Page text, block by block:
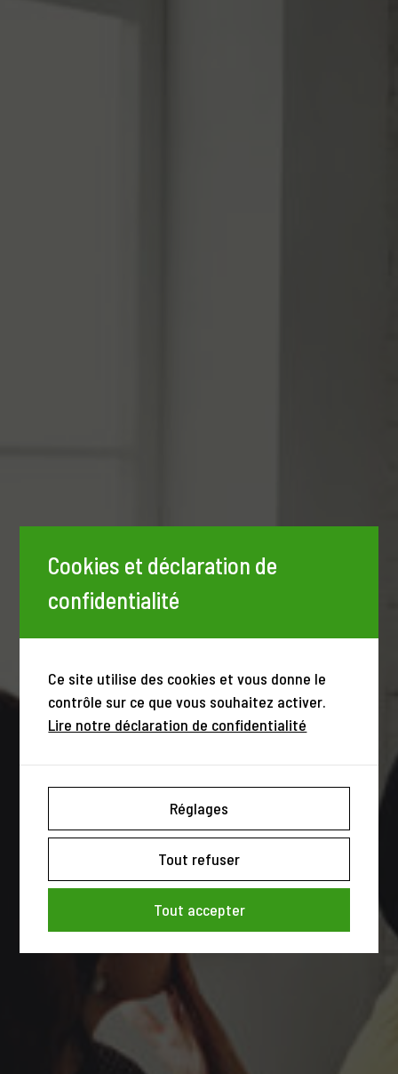
Cookies et déclaration de
confidentialité
Ce site utilise des cookies et vous donne le
contrôle sur ce que vous souhaitez activer.
Lire notre déclaration de confidentialité
Réglages
Tout refuser
Tout accepter